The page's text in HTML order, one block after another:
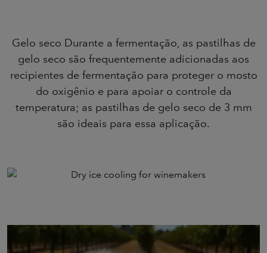
Gelo seco Durante a fermentação, as pastilhas de
gelo seco são frequentemente adicionadas aos
recipientes de fermentação para proteger o mosto
do oxigênio e para apoiar o controle da
temperatura; as pastilhas de gelo seco de 3 mm
são ideais para essa aplicação.